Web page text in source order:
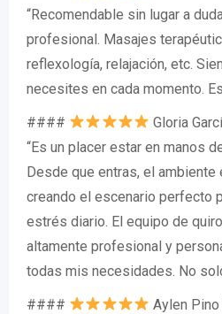
“Recomendable sin lugar a
profesional. Masajes
reflexología, relajación, etc.
necesites en cada momento.
####
Gloria
“Es un placer estar en manos
Desde que entras, el ambiente
creando el escenario perfecto
estrés diario. El equipo de
altamente profesional y
todas mis necesidades. No
####
Aylen